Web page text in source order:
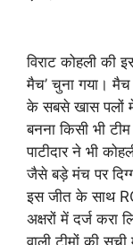
विराट कोहली की
मैच’ चुना गया।
के सबसे खास पलों
बनना किसी भी
पाटीदार ने भी
जैसे बड़े मंच पर
इस जीत के साथ
अक्षरों में दर्ज करा
वाली टीमों की